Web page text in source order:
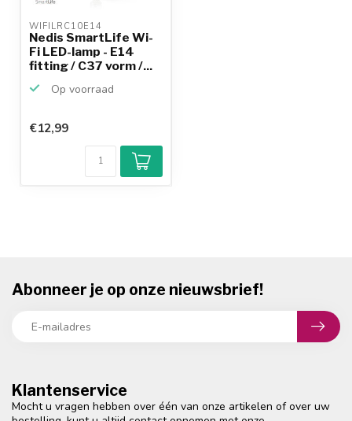
WIFILRC10E14
Nedis SmartLife Wi-
Fi LED-lamp - E14
fitting / C37 vorm /...
Op voorraad
€12,99
Klantenservice
Mocht u vragen hebben over één van onze artikelen of over uw
Abonneer je op onze nieuwsbrief!